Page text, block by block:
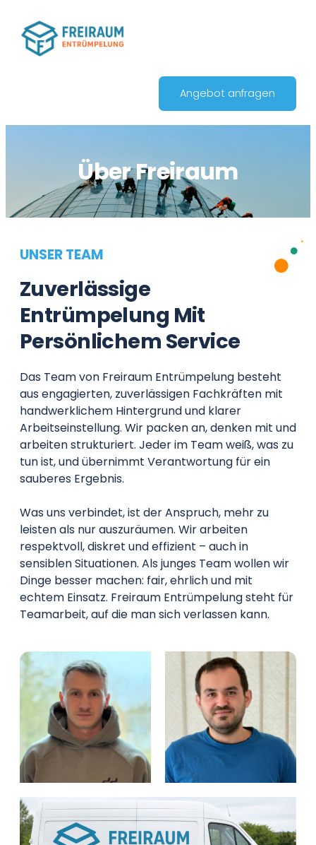
Angebot anfragen
Über Freiraum
UNSER TEAM
Zuverlässige
Entrümpelung Mit
Persönlichem Service
Das Team von Freiraum Entrümpelung besteht
aus engagierten, zuverlässigen Fachkräften mit
handwerklichem Hintergrund und klarer
Arbeitseinstellung. Wir packen an, denken mit und
arbeiten strukturiert. Jeder im Team weiß, was zu
tun ist, und übernimmt Verantwortung für ein
sauberes Ergebnis.
Was uns verbindet, ist der Anspruch, mehr zu
leisten als nur auszuräumen. Wir arbeiten
respektvoll, diskret und effizient – auch in
sensiblen Situationen. Als junges Team wollen wir
Dinge besser machen: fair, ehrlich und mit
echtem Einsatz. Freiraum Entrümpelung steht für
Teamarbeit, auf die man sich verlassen kann.